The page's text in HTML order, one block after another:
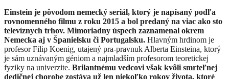
Einstein je pôvodom nemecký seriál, ktorý je napísaný podľa
rovnomenného filmu z roku 2015 a bol predaný na viac ako sto
televíznych trhov. Mimoriadny úspech zaznamenal okrem
Nemecka aj v Španielsku či Portugalsku. Hlavným hrdinom je
profesor Filip Koenig, utajený pra-pravnuk Alberta Einsteina, ktorý
je sám uznávaným géniom a najmladším profesorom teoretickej
fyziky na univerzite. Brilantnému vedcovi však kvôli smrteľnej
dedičnej chorobe zostáva už len niekoľko rokov života, ktoré